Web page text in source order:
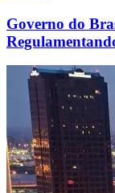
Governo do